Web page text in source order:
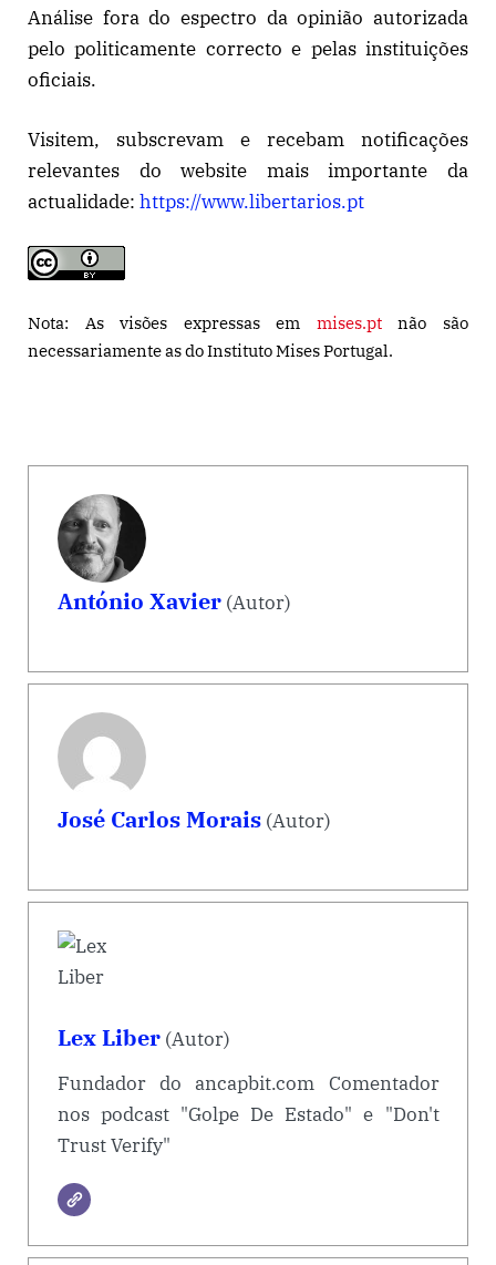
Análise fora do espectro da opinião autorizada
pelo politicamente correcto e pelas instituições
oficiais.
Visitem, subscrevam e recebam notificações
relevantes do website mais importante da
actualidade: https://www.libertarios.pt
Nota: As visões expressas em mises.ptnão são
necessariamente as do Instituto Mises Portugal.
António Xavier(Autor)
José Carlos Morais(Autor)
Lex Liber(Autor)
Fundador do ancapbit.com Comentador
nos podcast "Golpe De Estado" e "Don't
Trust Verify"